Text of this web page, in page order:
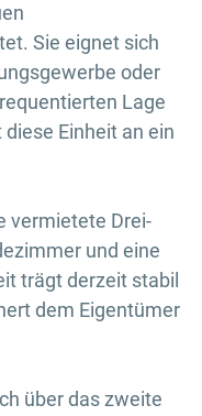
Sie eignet sich
oder
Lage
Einheit an ein
vermietete Drei-
und eine
trägt derzeit stabil
dem Eigentümer
über das zweite